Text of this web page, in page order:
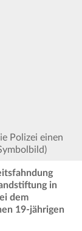
Polizei einen
in
dem
19-jährigen